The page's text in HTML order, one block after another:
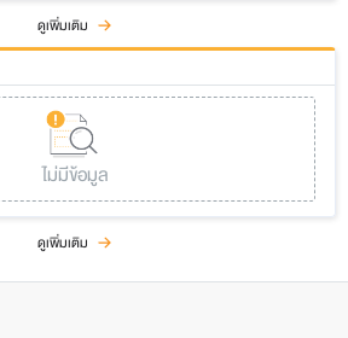
ดูเพิ่มเติม
ไม่มีข้อมูล
ดูเพิ่มเติม